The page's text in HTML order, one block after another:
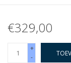
€329,00
+
-